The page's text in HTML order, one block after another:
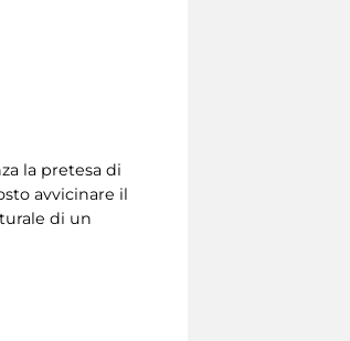
la pretesa di
avvicinare il
di un